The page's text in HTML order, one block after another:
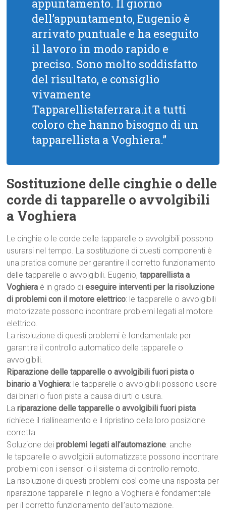
appuntamento. Il giorno
dell’appuntamento, Eugenio è
arrivato puntuale e ha eseguito
il lavoro in modo rapido e
preciso. Sono molto soddisfatto
del risultato, e consiglio
vivamente
Tapparellistaferrara.it a tutti
coloro che hanno bisogno di un
tapparellista a Voghiera.”
Sostituzione delle cinghie o delle
corde di tapparelle o avvolgibili
a Voghiera
Le cinghie o le corde delle tapparelle o avvolgibili possono
usurarsi nel tempo. La sostituzione di questi componenti è
una pratica comune per garantire il corretto funzionamento
delle tapparelle o avvolgibili. Eugenio,tapparellista a
Voghiera è in grado dieseguire interventi per la risoluzione
di problemi con il motore elettrico: le tapparelle o avvolgibili
motorizzate possono incontrare problemi legati al motore
elettrico.
La risoluzione di questi problemi è fondamentale per
garantire il controllo automatico delle tapparelle o
avvolgibili.
Riparazione delle tapparelle o avvolgibili fuori pista o
binario a Voghiera: le tapparelle o avvolgibili possono uscire
dai binari o fuori pista a causa di urti o usura.
Lariparazione delle tapparelle o avvolgibili fuori pista
richiede il riallineamento e il ripristino della loro posizione
corretta.
Soluzione deiproblemi legati all’automazione: anche
le tapparelle o avvolgibili automatizzate possono incontrare
problemi con i sensori o il sistema di controllo remoto.
La risoluzione di questi problemi così come una risposta per
riparazione tapparelle in legno a Voghiera è fondamentale
per il corretto funzionamento dell’automazione.